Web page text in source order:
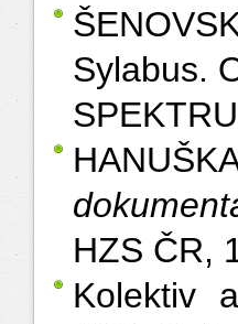
Sylabus.
HZS ČR,
Kolektiv